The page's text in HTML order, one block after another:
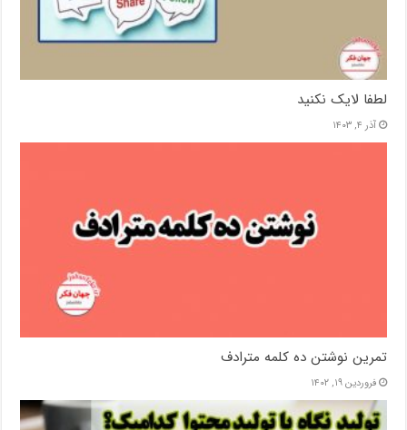
لطفا لایک نکنید
آذر ۴, ۱۴۰۳
تمرین نوشتن ده کلمه مترادف
فروردین ۱۹, ۱۴۰۲